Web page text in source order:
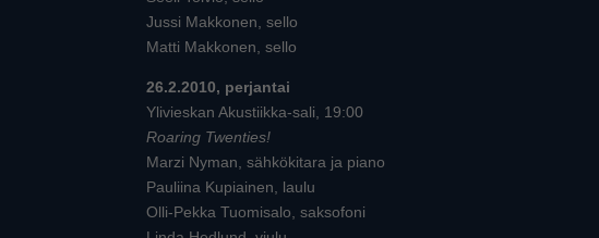
Jussi Makkonen, sello
Matti Makkonen, sello
26.2.2010, perjantai
Ylivieskan Akustiikka-sali, 19:00
Roaring Twenties!
Marzi Nyman, sähkökitara ja piano
Pauliina Kupiainen, laulu
Olli-Pekka Tuomisalo, saksofoni